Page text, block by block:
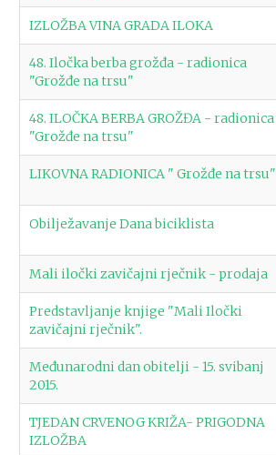
IZLOŽBA VINA GRADA ILOKA
48. Iločka berba grožđa - radionica
"Grožđe na trsu"
48. ILOČKA BERBA GROŽĐA - radionica
"Grožđe na trsu"
LIKOVNA RADIONICA " Grožđe na trsu"
Obilježavanje Dana biciklista
Mali iločki zavičajni rječnik - prodaja
Predstavljanje knjige "Mali Iločki
zavičajni rječnik".
Međunarodni dan obitelji - 15. svibanj
2015.
TJEDAN CRVENOG KRIŽA- PRIGODNA
IZLOŽBA